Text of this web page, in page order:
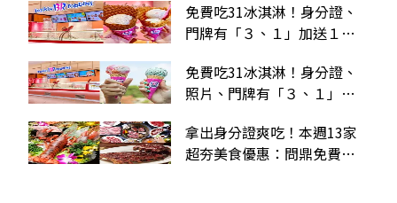
免費吃31冰淇淋！身分證、
門牌有「３、１」加送１
免費吃31冰淇淋！身分證、
照片、門牌有「３、１」享
拿出身分證爽吃！本週13家
超夯美食優惠：問鼎免費吃